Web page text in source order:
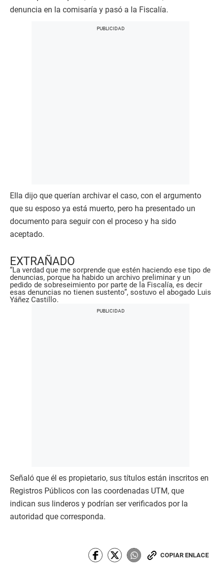
denuncia en la comisaría y pasó a la Fiscalía.
Ella dijo que querían archivar el caso, con el argumento
que su esposo ya está muerto, pero ha presentado un
documento para seguir con el proceso y ha sido
aceptado.
EXTRAÑADO
“La verdad que me sorprende que estén haciendo ese tipo de
denuncias, porque ha habido un archivo preliminar y un
pedido de sobreseimiento por parte de la Fiscalía, es decir
esas denuncias no tienen sustento”, sostuvo el abogado Luis
Yáñez Castillo.
Señaló que él es propietario, sus títulos están inscritos en
Registros Públicos con las coordenadas UTM, que
indican sus linderos y podrían ser verificados por la
autoridad que corresponda.
COPIAR ENLACE